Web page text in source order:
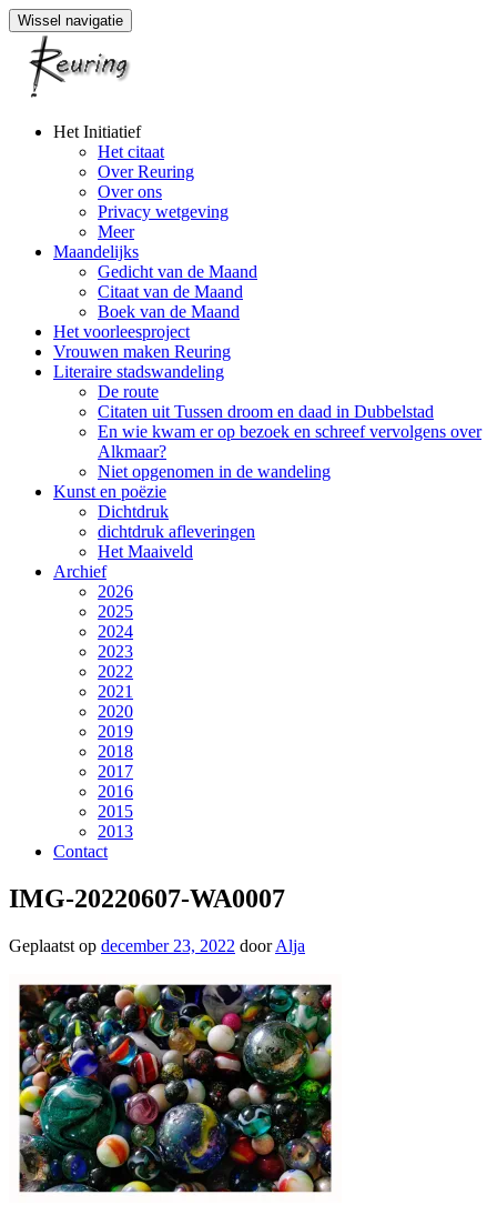
Wissel navigatie
Naar
Het Initiatief
Het citaat
Over Reuring
Over ons
Privacy wetgeving
Meer
Maandelijks
Gedicht van de Maand
Citaat van de Maand
Boek van de Maand
Het voorleesproject
Vrouwen maken Reuring
Literaire stadswandeling
De route
Citaten uit Tussen droom en daad in Dubbelstad
En wie kwam er op bezoek en schreef vervolgens over
Alkmaar?
Niet opgenomen in de wandeling
Kunst en poëzie
Dichtdruk
dichtdruk afleveringen
Het Maaiveld
Archief
2026
2025
2024
2023
2022
2021
2020
2019
2018
2017
2016
2015
2013
Contact
IMG-20220607-WA0007
Geplaatst op december 23, 2022 doorAlja